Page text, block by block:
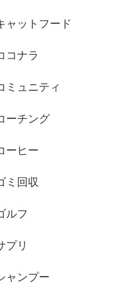
ャットフード
コナラ
ミュニティ
ーチング
ーヒー
ミ回収
ルフ
プリ
ャンプー